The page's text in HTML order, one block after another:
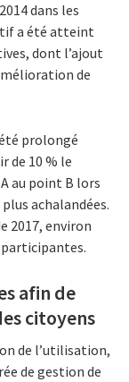
dans les
a été atteint
dont l’ajout
de
prolongé
de 10 % le
au point B lors
achalandées.
2017, environ
participantes.
afin de
citoyens
de l’utilisation,
de gestion de